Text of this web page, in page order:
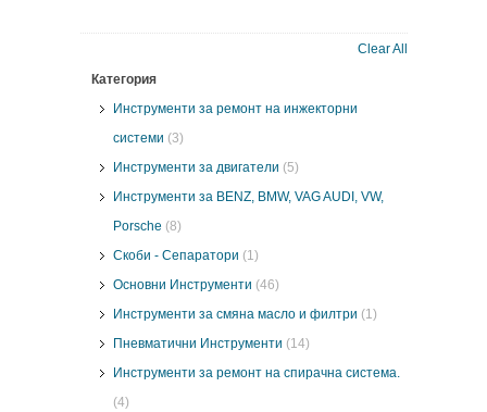
Clear All
Категория
Инструменти за ремонт на инжекторни
системи (3)
Инструменти за двигатели (5)
Инструменти за BENZ, BMW, VAG AUDI, VW,
Porsche (8)
Скоби - Сепаратори (1)
Основни Инструменти (46)
Инструменти за смяна масло и филтри (1)
Пневматични Инструменти (14)
Инструменти за ремонт на спирачна система.
(4)